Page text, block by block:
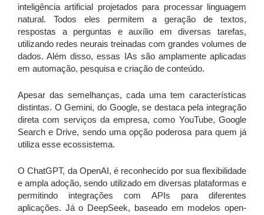
inteligência artificial projetados para processar linguagem
natural. Todos eles permitem a geração de textos,
respostas a perguntas e auxílio em diversas tarefas,
utilizando redes neurais treinadas com grandes volumes de
dados. Além disso, essas IAs são amplamente aplicadas
em automação, pesquisa e criação de conteúdo.
Apesar das semelhanças, cada uma tem características
distintas. O Gemini, do Google, se destaca pela integração
direta com serviços da empresa, como YouTube, Google
Search e Drive, sendo uma opção poderosa para quem já
utiliza esse ecossistema.
O ChatGPT, da OpenAI, é reconhecido por sua flexibilidade
e ampla adoção, sendo utilizado em diversas plataformas e
permitindo integrações com APIs para diferentes
aplicações. Já o DeepSeek, baseado em modelos open-